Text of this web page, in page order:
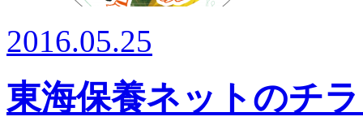
2016.05.25
東海保養ネットのチ